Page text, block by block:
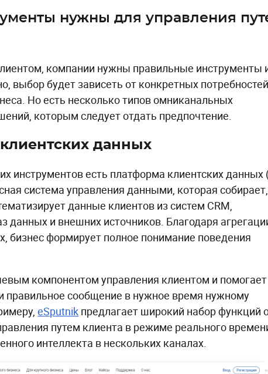
нужны для управления
компании нужны правильные инструменты
выбор будет зависеть от конкретных
Но есть несколько типов омниканальных
которым следует отдать предпочтение.
данных
инструментов есть платформа клиентских данных
система управления данными, которая собирает,
данные клиентов из систем CRM,
данных и внешних источников. Благодаря
бизнес формирует полное понимание поведения
компонентом управления клиентом и помогает
правильное сообщение в нужное время нужному
eSputnik предлагает широкий набор функций
путем клиента в режиме реального
интеллекта в нескольких каналах.